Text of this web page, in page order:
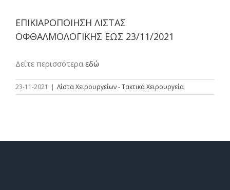
ΕΠΙΚΙΑΡΟΠΟΙΗΣΗ ΛΙΣΤΑΣ
ΟΦΘΑΛΜΟΛΟΓΙΚΗΣ ΕΩΣ 23/11/2021
Δείτε περισσότερα εδώ
23-11-2021 | Λίστα Χειρουργείων - Τακτικά Χειρουργεία